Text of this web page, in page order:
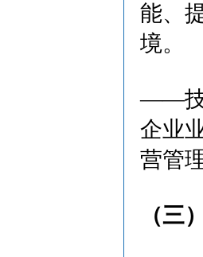
能、
境。
——技
企业
营管
（三